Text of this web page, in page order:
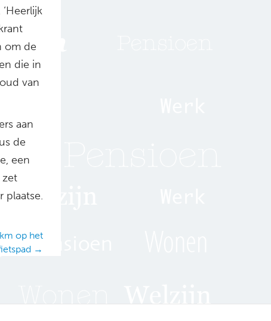
om de
die in
van
aan
de
een
zet
plaatse.
op het
→